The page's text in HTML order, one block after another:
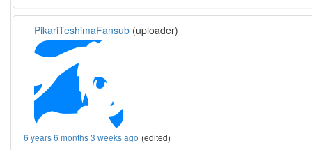
PikariTeshimaFansub (uploader)
6 years 6 months 3 weeks ago (edited)